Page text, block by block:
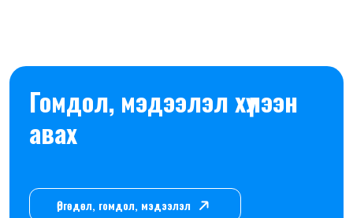
Гомдол, мэдээлэл хүлээн
авах
Өргөдөл, гомдол, мэдээлэл